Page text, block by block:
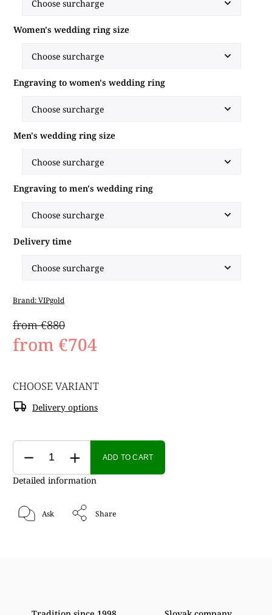
Women's wedding ring size
Engraving to women's wedding ring
Men's wedding ring size
Engraving to men's wedding ring
Delivery time
Brand:VIPgold
from €880
from €704
CHOOSE VARIANT
Delivery options
ADD TO CART
Detailed information
Ask Share